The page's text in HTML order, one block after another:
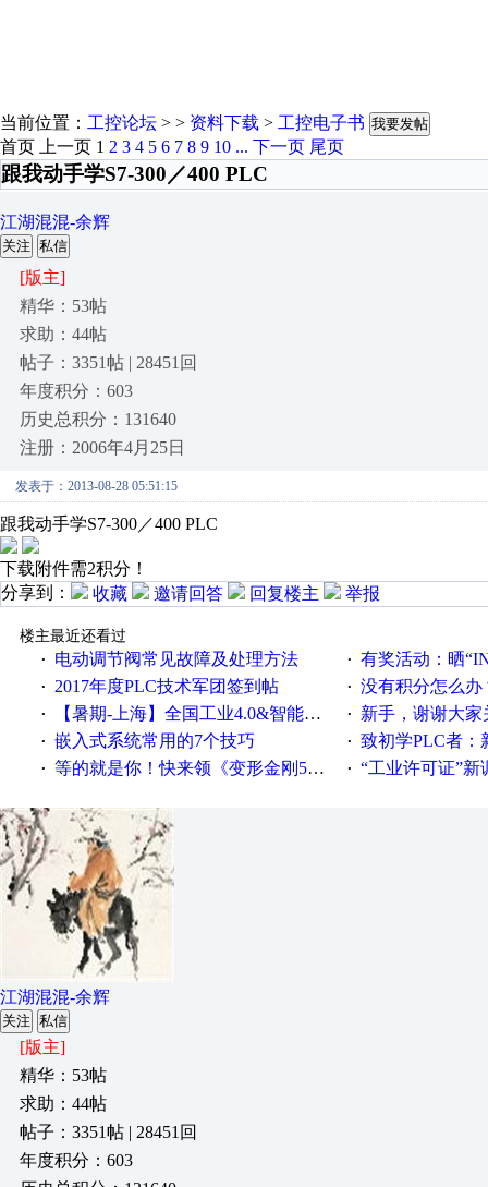
当前位置： 工控论坛 > > 资料下载 > 工控电子书 我要发帖
首页 上一页 1 2 3 4 5 6 7 8 9 10 ... 下一页 尾页
跟我动手学S7-300／400 PLC
江湖混混-余辉
关注 私信
[版主]
精华：53帖
求助：44帖
帖子：3351帖 | 28451回
年度积分：603
历史总积分：131640
注册：2006年4月25日
发表于：2013-08-28 05:51:15
跟我动手学S7-300／400 PLC
下载附件需2积分！
分享到：
收藏 邀请回答 回复楼主 举报
楼主最近还看过
·
电动调节阀常见故障及处理方法 · 有奖活动：晒
· 2017年度PLC技术军团签到帖 · 没有积分怎么办
· 【暑期-上海】全国工业4.0&智能制造高级培训班通知！ · 新手，谢谢大
· 嵌入式系统常用的7个技巧 · 致初学PLC者：新人
· 等的就是你！快来领《变形金刚5》观影券 · “工业许可证”新调整：水文仪
江湖混混-余辉
关注 私信
[版主]
精华：53帖
求助：44帖
帖子：3351帖 | 28451回
年度积分：603